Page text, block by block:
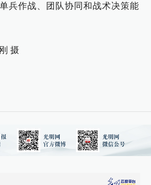
兵作战、团队协同和战术决策能
摄